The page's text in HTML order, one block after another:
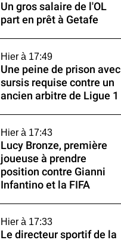
Un gros salaire de l'OL
part en prêt à Getafe
Hier à 17:49
Une peine de prison avec
sursis requise contre un
ancien arbitre de Ligue 1
Hier à 17:43
Lucy Bronze, première
joueuse à prendre
position contre Gianni
Infantino et la FIFA
Hier à 17:33
Le directeur sportif de la